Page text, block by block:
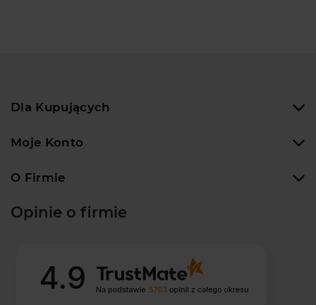
Dla Kupujących
Moje Konto
O Firmie
Opinie o firmie